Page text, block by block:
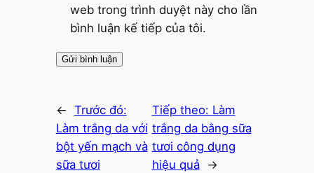
web trong trình duyệt này cho lần
bình luận kế tiếp của tôi.
← Trước đó:
Làm trắng da với
bột yến mạch và
sữa tươi
Tiếp theo: Làm
trắng da bằng sữa
tươi công dụng
hiệu quả
→